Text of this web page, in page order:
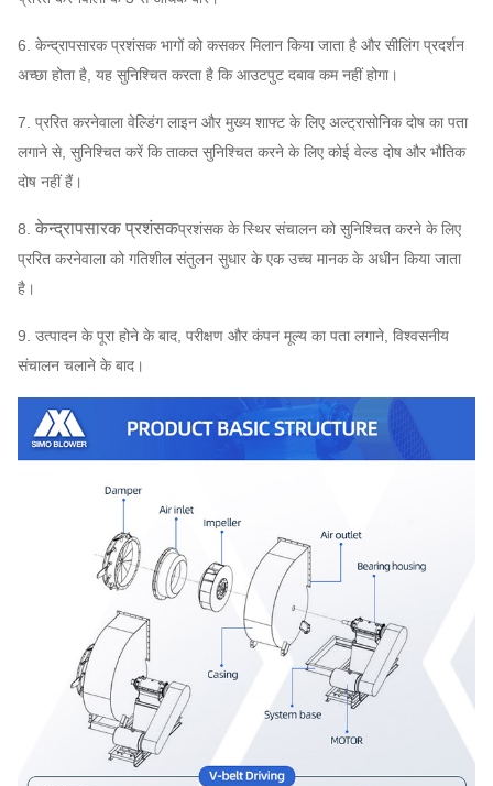
6. केन्द्रापसारक प्रशंसक भागों को कसकर मिलान किया जाता है और सीलिंग प्रदर्शन
अच्छा होता है, यह सुनिश्चित करता है कि आउटपुट दबाव कम नहीं होगा।
7. प्ररित करनेवाला वेल्डिंग लाइन और मुख्य शाफ्ट के लिए अल्ट्रासोनिक दोष का पता
लगाने से, सुनिश्चित करें कि ताकत सुनिश्चित करने के लिए कोई वेल्ड दोष और भौतिक
दोष नहीं हैं।
8. केन्द्रापसारक प्रशंसकप्रशंसक के स्थिर संचालन को सुनिश्चित करने के लिए
प्ररित करनेवाला को गतिशील संतुलन सुधार के एक उच्च मानक के अधीन किया जाता
है।
9. उत्पादन के पूरा होने के बाद, परीक्षण और कंपन मूल्य का पता लगाने, विश्वसनीय
संचालन चलाने के बाद।